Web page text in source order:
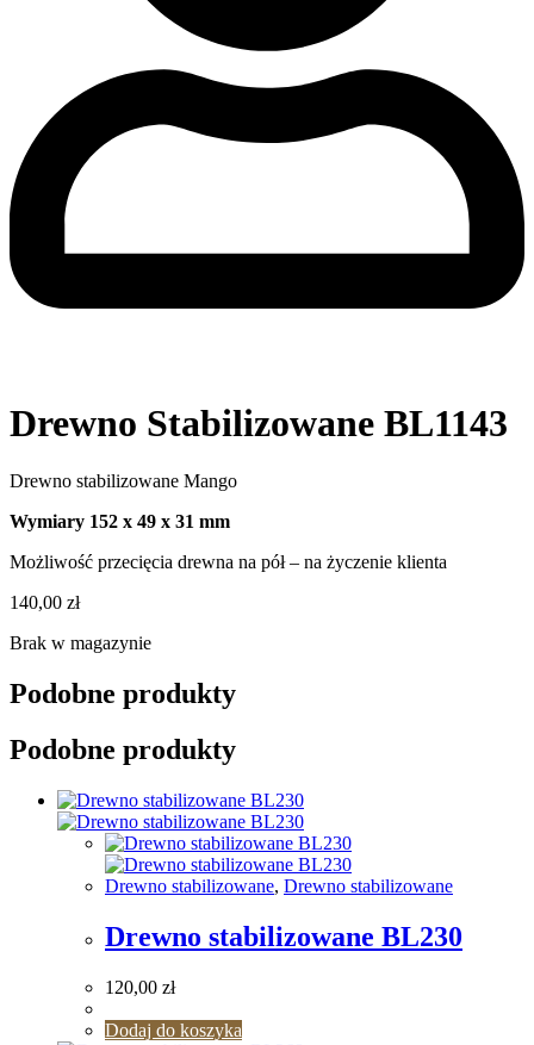
Drewno Stabilizowane BL1143
Drewno stabilizowane Mango
Wymiary 152 x 49 x 31 mm
Możliwość przecięcia drewna na pół – na życzenie klienta
140,00 zł
Brak w magazynie
Podobne produkty
Podobne produkty
Drewno stabilizowane, Drewno stabilizowane
Drewno stabilizowane BL230
120,00 zł
Dodaj do koszyka